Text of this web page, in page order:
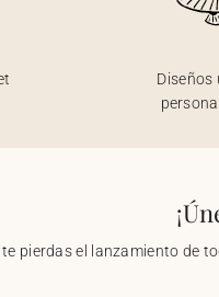
Diseños
pierdas el lanzamiento de